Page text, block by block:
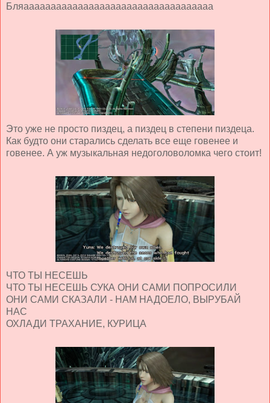
Бляааааааааааааааааааааааааааааааааааа
Это уже не просто пиздец, а пиздец в степени пиздеца.
Как будто они старались сделать все еще говенее и
говенее. А уж музыкальная недоголоволомка чего стоит!
ЧТО ТЫ НЕСЕШЬ
ЧТО ТЫ НЕСЕШЬ СУКА ОНИ САМИ ПОПРОСИЛИ
ОНИ САМИ СКАЗАЛИ - НАМ НАДОЕЛО, ВЫРУБАЙ
НАС
ОХЛАДИ ТРАХАНИЕ, КУРИЦА